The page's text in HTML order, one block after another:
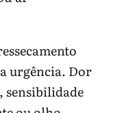
urgência. Dor
sensibilidade